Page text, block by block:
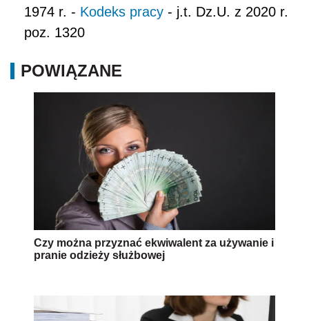
1974 r. - Kodeks pracy - j.t. Dz.U. z 2020 r.
poz. 1320
POWIĄZANE
Czy można przyznać ekwiwalent za używanie i
pranie odzieży służbowej